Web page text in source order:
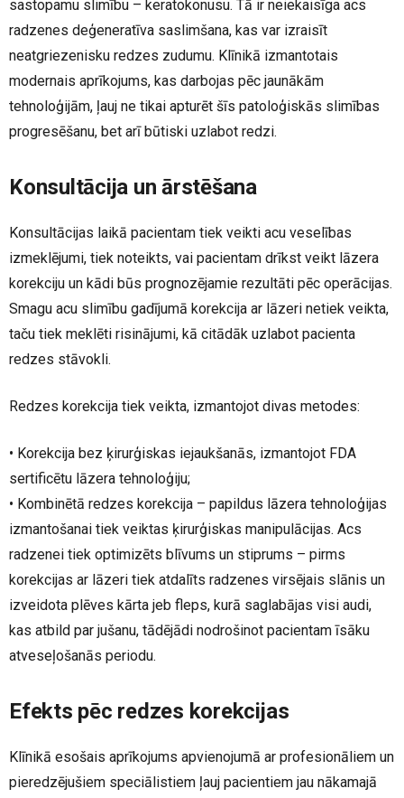
sastopamu slimību – keratokonusu. Tā ir neiekaisīga acs
radzenes deģeneratīva saslimšana, kas var izraisīt
neatgriezenisku redzes zudumu. Klīnikā izmantotais
modernais aprīkojums, kas darbojas pēc jaunākām
tehnoloģijām, ļauj ne tikai apturēt šīs patoloģiskās slimības
progresēšanu, bet arī būtiski uzlabot redzi.
Konsultācija un ārstēšana
Konsultācijas laikā pacientam tiek veikti acu veselības
izmeklējumi, tiek noteikts, vai pacientam drīkst veikt lāzera
korekciju un kādi būs prognozējamie rezultāti pēc operācijas.
Smagu acu slimību gadījumā korekcija ar lāzeri netiek veikta,
taču tiek meklēti risinājumi, kā citādāk uzlabot pacienta
redzes stāvokli.
Redzes korekcija tiek veikta, izmantojot divas metodes:
• Korekcija bez ķirurģiskas iejaukšanās, izmantojot FDA
sertificētu lāzera tehnoloģiju;
• Kombinētā redzes korekcija – papildus lāzera tehnoloģijas
izmantošanai tiek veiktas ķirurģiskas manipulācijas. Acs
radzenei tiek optimizēts blīvums un stiprums – pirms
korekcijas ar lāzeri tiek atdalīts radzenes virsējais slānis un
izveidota plēves kārta jeb fleps, kurā saglabājas visi audi,
kas atbild par jušanu, tādējādi nodrošinot pacientam īsāku
atveseļošanās periodu.
Efekts pēc redzes korekcijas
Klīnikā esošais aprīkojums apvienojumā ar profesionāliem un
pieredzējušiem speciālistiem ļauj pacientiem jau nākamajā